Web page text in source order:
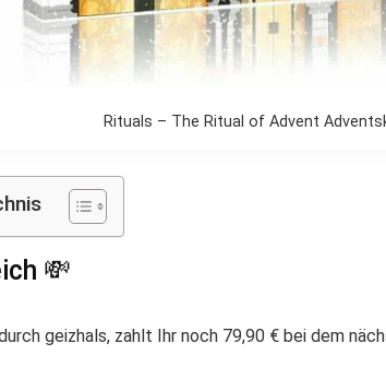
Rituals – The Ritual of Advent
💸
geizhals, zahlt Ihr noch 79,90 € bei dem